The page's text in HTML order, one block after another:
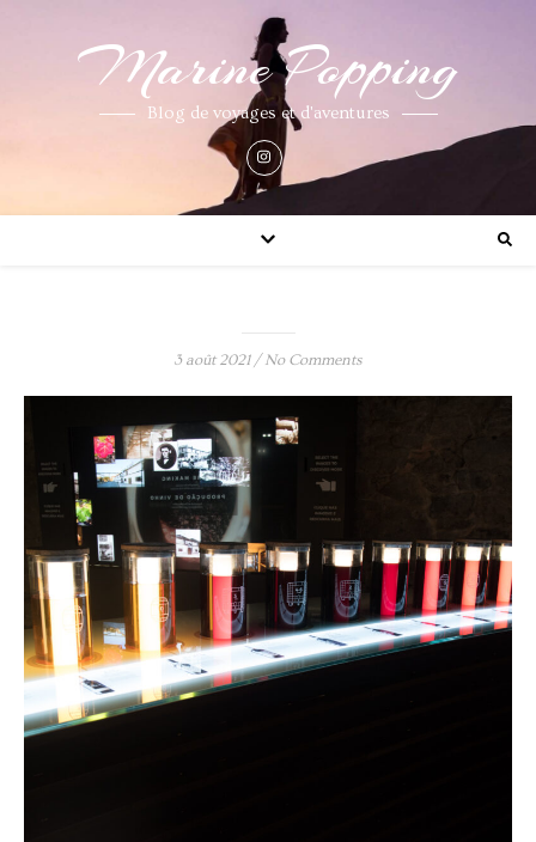
Marine Popping
Blog de voyages et d'aventures
3 août 2021 / No Comments